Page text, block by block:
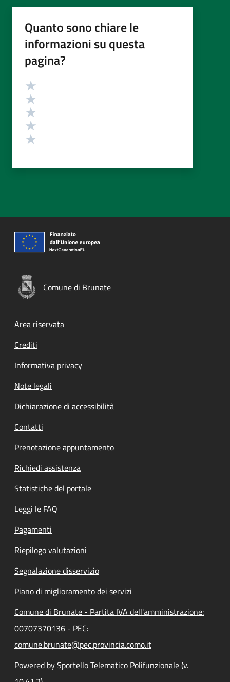
Quanto sono chiare le
informazioni su questa
pagina?
Valutazione
Comune di Brunate
Footer menu
Area riservata
Crediti
Informativa privacy
Note legali
Dichiarazione di accessibilità
Contatti
Prenotazione appuntamento
Richiedi assistenza
Statistiche del portale
Leggi le FAQ
Pagamenti
Riepilogo valutazioni
Segnalazione disservizio
Piano di miglioramento dei servizi
Comune di Brunate - Partita IVA dell'amministrazione:
00707370136 - PEC:
comune.brunate@pec.provincia.como.it
Powered by Sportello Telematico Polifunzionale (v.